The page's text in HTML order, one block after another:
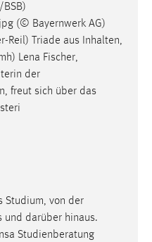
(© Bayernwerk AG)
Reil) Triade aus Inhalten,
Lena Fischer,
der
freut sich über das
Studium, von der
und darüber hinaus.
Studienberatung